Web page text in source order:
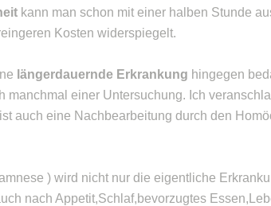
kann man schon mit einer halben Stunde
Kosten widerspiegelt.
längerdauernde Erkrankung hingegen
manchmal einer Untersuchung. Ich
auch eine Nachbearbeitung durch den
) wird nicht nur die eigentliche
nach Appetit,Schlaf,bevorzugtes